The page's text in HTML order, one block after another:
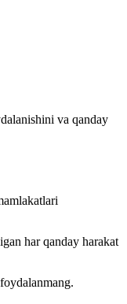
va qanday
har qanday harakat